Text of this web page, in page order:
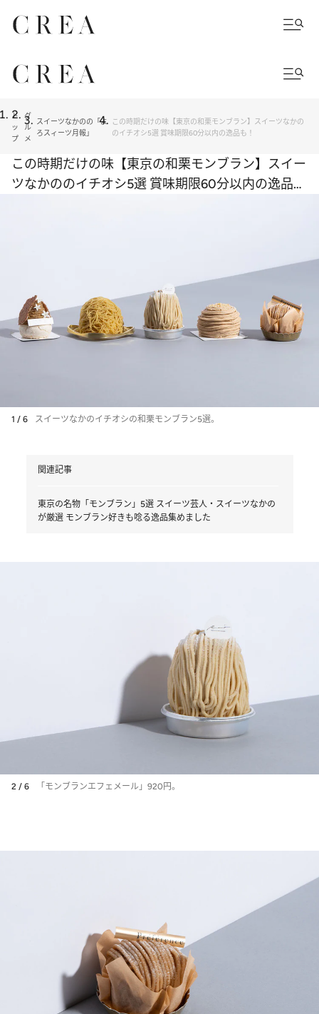
ト
ッ
プ
グ
ル
メ
スイーツなかのの「よ
ろスィーツ月報」
この時期だけの味【東京の和栗モンブラン】スイーツなかの
のイチオシ5選 賞味期限60分以内の逸品も！
この時期だけの味【東京の和栗モンブラン】スイー
ツなかののイチオシ5選 賞味期限60分以内の逸品
1 / 6 スイーツなかのイチオシの和栗モンブラン5選。
関連記事
東京の名物「モンブラン」5選 スイーツ芸人・スイーツなかの
が厳選 モンブラン好きも唸る逸品集めました
2 / 6 「モンブランエフェメール」920円。